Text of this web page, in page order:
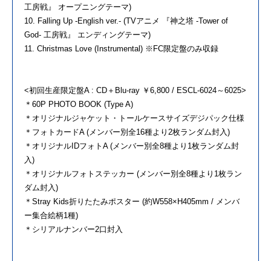
工房戦』 オープニングテーマ)
10. Falling Up -English ver.- (TVアニメ 『神之塔 -Tower of
God- 工房戦』 エンディングテーマ)
11. Christmas Love (Instrumental) ※FC限定盤のみ収録
<初回生産限定盤A : CD＋Blu-ray ￥6,800 / ESCL-6024～6025>
＊60P PHOTO BOOK (Type A)
＊オリジナルジャケット・トールケースサイズデジパック仕様
＊フォトカードA (メンバー別全16種より2枚ランダム封入)
＊オリジナルIDフォトA (メンバー別全8種より1枚ランダム封
入)
＊オリジナルフォトステッカー (メンバー別全8種より1枚ラン
ダム封入)
＊Stray Kids折りたたみポスター (約W558×H405mm / メンバ
ー集合絵柄1種)
＊シリアルナンバー2口封入